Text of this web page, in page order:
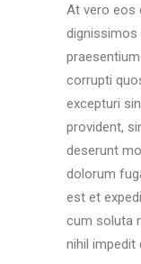
At vero eos
dignissimos
corrupti
excepturi
provident,
deserunt
dolorum
est et
cum soluta
nihil impedit